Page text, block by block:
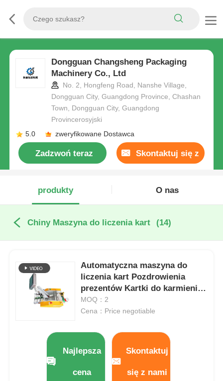
Dongguan Changsheng Packaging
Machinery Co., Ltd
No. 2, Hongfeng Road, Nanshe Village,
Dongguan City, Guangdong Province, Chashan
Town, Dongguan City, Guangdong
Provincerosyjski
5.0
zweryfikowane Dostawca
Zadzwoń teraz Skontaktuj się z
produkty
O nas
Chiny Maszyna do liczenia kart (14)
Automatyczna maszyna do
liczenia kart Pozdrowienia
prezentów Kartki do karmienia
poduszki Maszyna do
pakowania
MOQ：2
Cena：Price negotiable
Najlepsza
cena
Skontaktuj
się z nami